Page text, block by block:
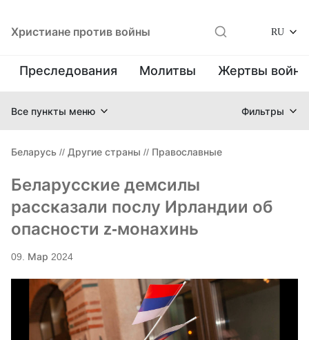
Христиане против войны RU
Преследования Молитвы Жертвы
Все пункты меню Фильтры
Беларусь // Другие страны // Православные
Беларусские демсилы
рассказали послу Ирландии об
опасности z-монахинь
09. Мар 2024